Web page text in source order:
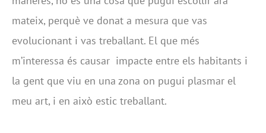
mateix, perquè ve donat a mesura que vas
evolucionant i vas treballant. El que més
m’interessa és causar impacte entre els habitants i
la gent que viu en una zona on pugui plasmar el
meu art, i en això estic treballant.